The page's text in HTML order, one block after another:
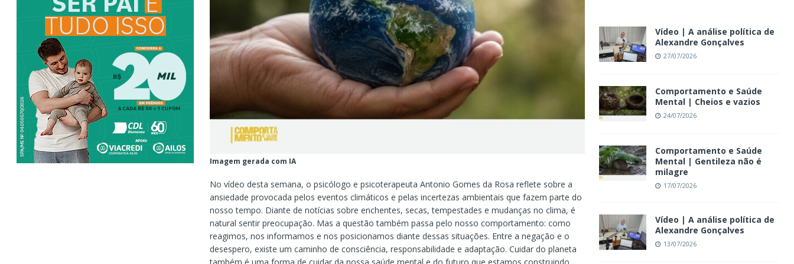
Imagem gerada com IA
No vídeo desta semana, o psicólogo e psicoterapeuta Antonio Gomes da Rosa reflete sobre a
ansiedade provocada pelos eventos climáticos e pelas incertezas ambientais que fazem parte do
nosso tempo. Diante de notícias sobre enchentes, secas, tempestades e mudanças no clima, é
natural sentir preocupação. Mas a questão também passa pelo nosso comportamento: como
reagimos, nos informamos e nos posicionamos diante dessas situações. Entre a negação e o
desespero, existe um caminho de consciência, responsabilidade e adaptação. Cuidar do planeta
também é uma forma de cuidar da nossa saúde mental e do futuro que estamos construindo
Vídeo | A análise política de
Alexandre Gonçalves
27/07/2026
Comportamento e Saúde
Mental | Cheios e vazios
24/07/2026
Comportamento e Saúde
Mental | Gentileza não é
milagre
17/07/2026
Vídeo | A análise política de
Alexandre Gonçalves
13/07/2026